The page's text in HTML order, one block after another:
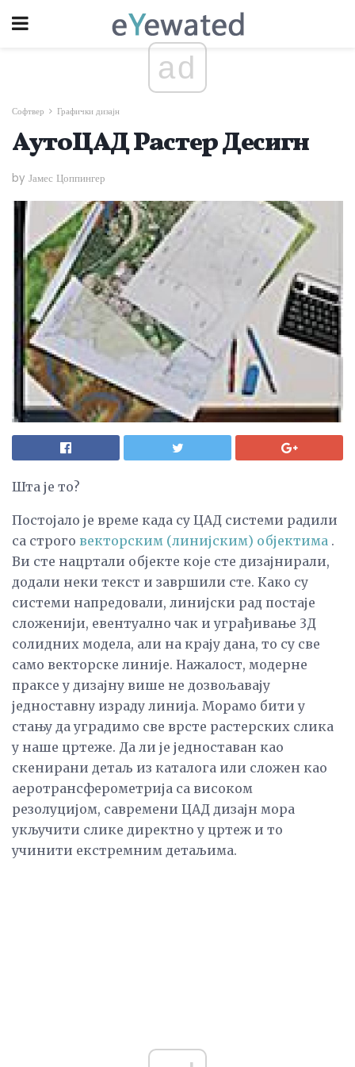
ad
Софтвер Графички дизајн
АутоЦАД Растер Десигн
by Јамес Цоппингер
Шта је то?
Постојало је време када су ЦАД системи радили
са строго векторским (линијским) објектима .
Ви сте нацртали објекте које сте дизајнирали,
додали неки текст и завршили сте. Како су
системи напредовали, линијски рад постаје
сложенији, евентуално чак и уграђивање 3Д
солидних модела, али на крају дана, то су све
само векторске линије. Нажалост, модерне
праксе у дизајну више не дозвољавају
једноставну израду линија. Морамо бити у
стању да уградимо све врсте растерских слика
у наше цртеже. Да ли је једноставан као
скенирани детаљ из каталога или сложен као
аеротрансферометрија са високом
резолуцијом, савремени ЦАД дизајн мора
укључити слике директно у цртеж и то
учинити екстремним детаљима.